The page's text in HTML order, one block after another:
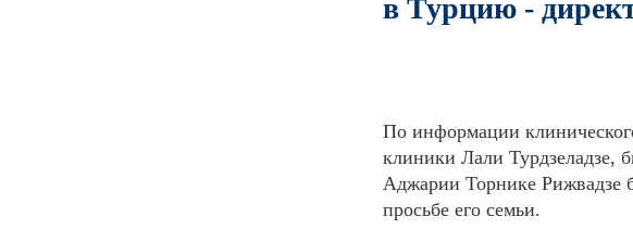
в Турцию -
По информации
клиники Лали Турдзеладзе,
Аджарии Торнике Рижвадзе
просьбе его семьи.